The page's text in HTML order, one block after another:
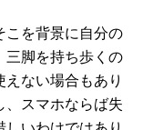
こを背景に自分の
三脚を持ち歩くの
ない場合もあり
、スマホならば失